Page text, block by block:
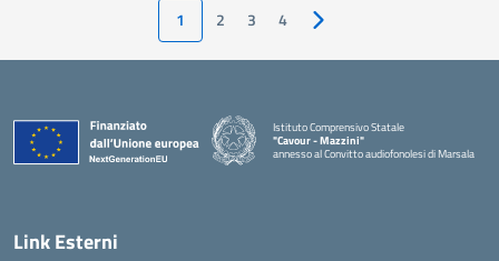
1 2 3 4 Pagina successiva
Istituto Comprensivo Statale
"Cavour - Mazzini"
annesso al Convitto audiofonolesi di Marsala
Link Esterni